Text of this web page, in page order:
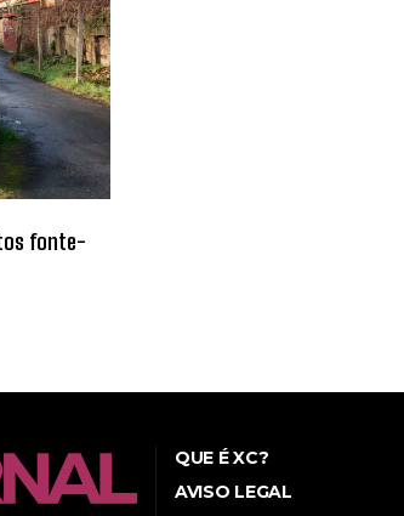
fonte-
QUE É XC?
AVISO LEGAL